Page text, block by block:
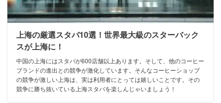
上海の厳選スタバ10選！世界最大級のスターバック
スが上海に！
中国の上海にはスタバが600店舗以上あります。そして、他のコーヒー
ブランドの進出との競争が激化しています。そんなコーヒーショップ
の競争が激しい上海は、実は利用者にとっては嬉しいことです。その
競争に勝ち抜いている上海スタバを楽しんじゃいましょう！